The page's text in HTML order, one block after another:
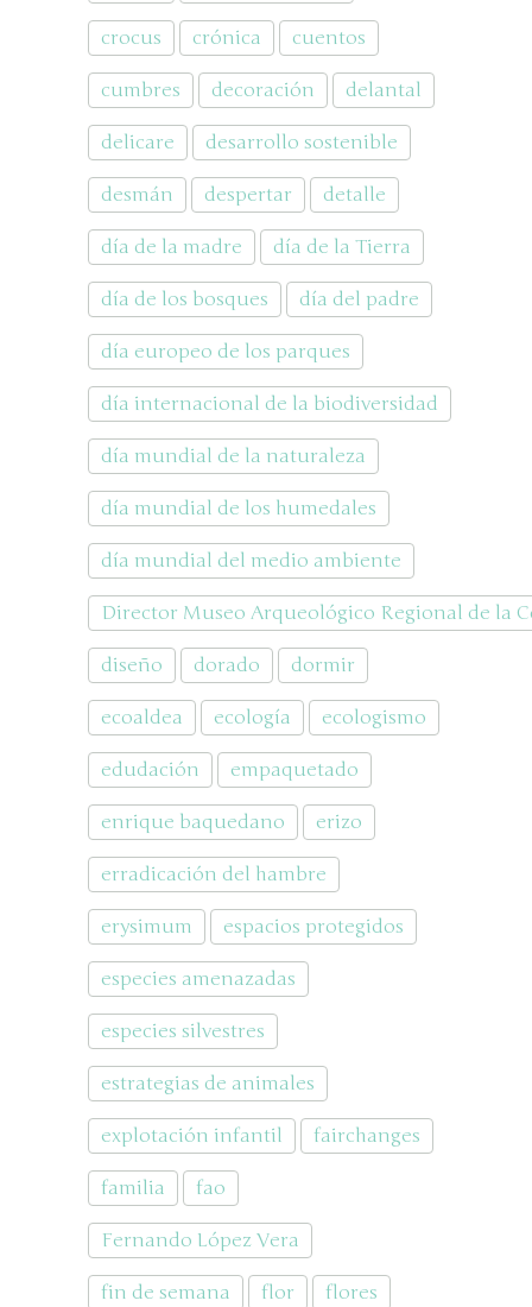
crocus crónica cuentos
cumbres decoración delantal
delicare desarrollo sostenible
desmán despertar detalle
día de la madre día de la Tierra
día de los bosques día del padre
día europeo de los parques
día internacional de la biodiversidad
día mundial de la naturaleza
día mundial de los humedales
día mundial del medio ambiente
Director Museo Arqueológico Regional de la
diseño dorado dormir
ecoaldea ecología ecologismo
edudación empaquetado
enrique baquedano erizo
erradicación del hambre
erysimum espacios protegidos
especies amenazadas
especies silvestres
estrategias de animales
explotación infantil fairchanges
familia fao
Fernando López Vera
fin de semana flor flores